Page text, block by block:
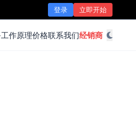
登录 立即开始
工作原理价格联系我们经销商